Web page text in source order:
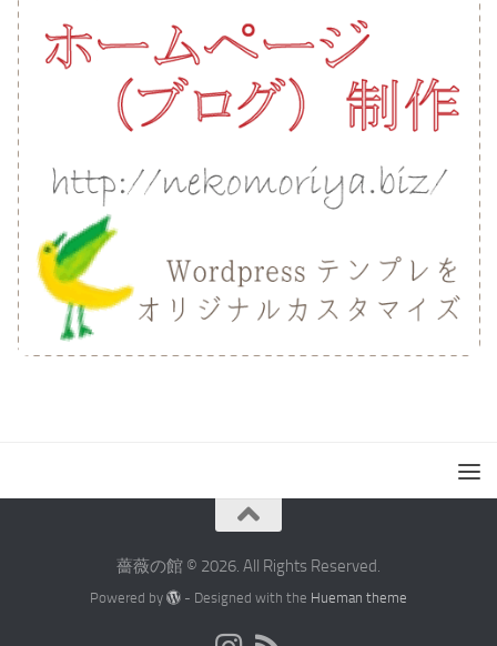
薔薇の館 © 2026. All Rights Reserved.
Powered by - Designed with the Hueman theme